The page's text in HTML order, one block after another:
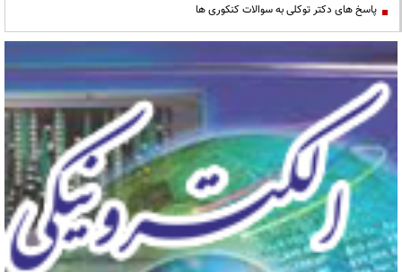
پاسخ های دکتر توکلی به سوالات کنکوری ها